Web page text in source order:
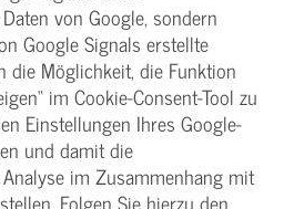
von Google, sondern
Google Signals erstellte
die Möglichkeit, die Funktion
im Cookie-Consent-Tool zu
Einstellungen Ihres Google-
und damit die
im Zusammenhang mit